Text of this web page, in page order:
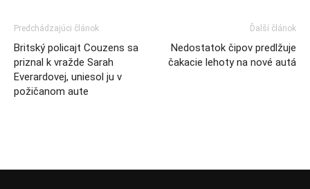
Predchádzajúci článok
Britský policajt Couzens sa
priznal k vražde Sarah
Everardovej, uniesol ju v
požičanom aute
Ďalší článok
Nedostatok čipov predlžuje
čakacie lehoty na nové autá